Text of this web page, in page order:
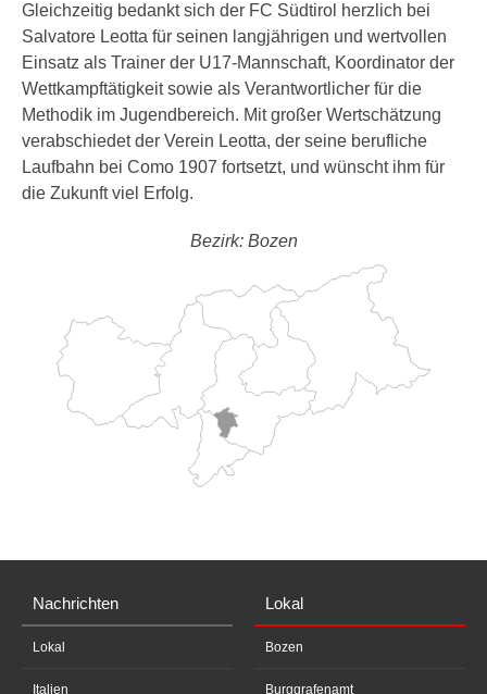
Gleichzeitig bedankt sich der FC Südtirol herzlich bei
Salvatore Leotta für seinen langjährigen und wertvollen
Einsatz als Trainer der U17-Mannschaft, Koordinator der
Wettkampftätigkeit sowie als Verantwortlicher für die
Methodik im Jugendbereich. Mit großer Wertschätzung
verabschiedet der Verein Leotta, der seine berufliche
Laufbahn bei Como 1907 fortsetzt, und wünscht ihm für
die Zukunft viel Erfolg.
Bezirk: Bozen
Nachrichten
Lokal
Italien
Lokal
Bozen
Burggrafenamt